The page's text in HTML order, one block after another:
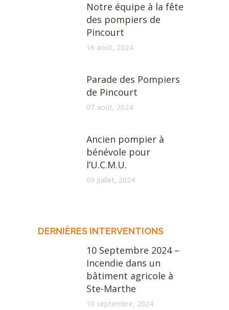
Notre équipe à la fête
des pompiers de
Pincourt
16 août, 2024
Parade des Pompiers
de Pincourt
07 août, 2024
Ancien pompier à
bénévole pour
l’U.C.M.U.
09 juillet, 2024
DERNIÈRES INTERVENTIONS
10 Septembre 2024 –
Incendie dans un
bâtiment agricole à
Ste-Marthe
10 septembre, 2024